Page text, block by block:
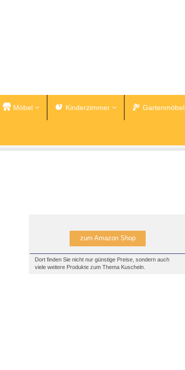
Möbel Kinderzimmer Gartenmöbel
zum Amazon Shop
Dort finden Sie nicht nur günstige Preise, sondern auch
viele weitere Produkte zum Thema Kuscheln.